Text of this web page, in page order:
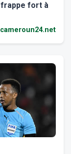
frappe fort à
cameroun24.net